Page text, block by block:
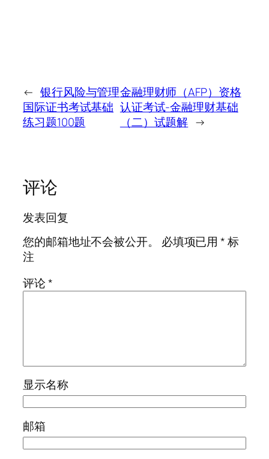
← 银行风险与管理
国际证书考试基础
练习题100题
金融理财师（AFP）资格
认证考试-金融理财基础
（二）试题解 →
评论
发表回复
您的邮箱地址不会被公开。
必填项已用*标
注
评论*
显示名称
邮箱